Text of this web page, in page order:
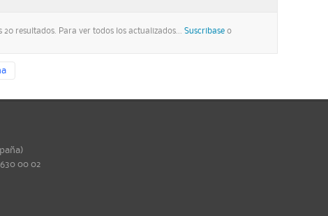
resultados. Para ver todos los actualizados... Suscribase o
630 00 02